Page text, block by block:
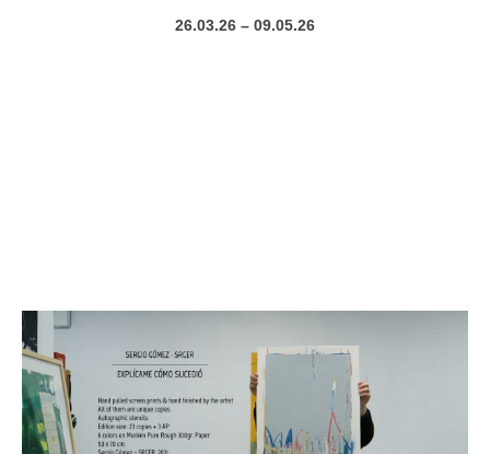
26.03.26 – 09.05.26